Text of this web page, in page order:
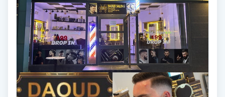
Personal shopper
Personlig tränare
Picolaser
Piercing